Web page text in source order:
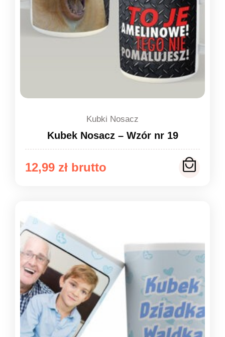
Kubki Nosacz
Kubek Nosacz – Wzór nr 19
12,99 zł